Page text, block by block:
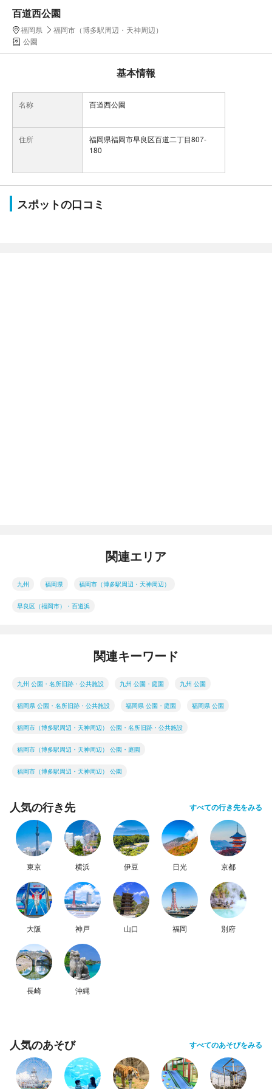
百道西公園
福岡県
福岡市（博多駅周辺・天神周辺）
公園
基本情報
名称 百道西公園
住所
福岡県福岡市早良区百道二丁目807-
180
スポットの口コミ
関連エリア
九州 福岡県 福岡市（博多駅周辺・天神周辺）
早良区（福岡市）・百道浜
関連キーワード
九州 公園・名所旧跡・公共施設 九州 公園・庭園 九州 公園
福岡県 公園・名所旧跡・公共施設 福岡県 公園・庭園 福岡県 公園
福岡市（博多駅周辺・天神周辺） 公園・名所旧跡・公共施設
福岡市（博多駅周辺・天神周辺） 公園・庭園
福岡市（博多駅周辺・天神周辺） 公園
人気の行き先 すべての行き先をみる
東京 横浜 伊豆 日光 京都
大阪 神戸 山口 福岡 別府
長崎 沖縄
人気のあそび すべてのあそびをみる